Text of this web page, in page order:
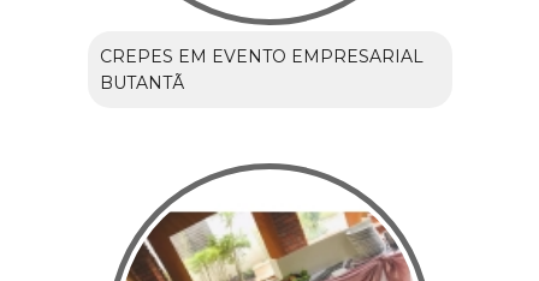
CREPES EM EVENTO EMPRESARIAL
BUTANTÃ